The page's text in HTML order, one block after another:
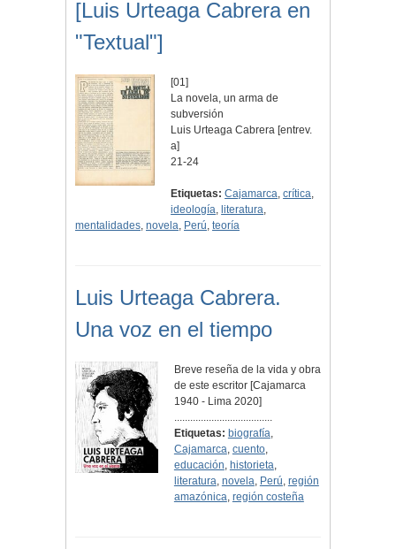
[Luis Urteaga Cabrera en
"Textual"]
[01]
La novela, un arma de
subversión
Luis Urteaga Cabrera [entrev.
a]
21-24
Etiquetas: Cajamarca,crítica,
ideología, literatura,
mentalidades, novela, Perú, teoría
Luis Urteaga Cabrera.
Una voz en el tiempo
Breve reseña de la vida y obra
de este escritor [Cajamarca
1940 - Lima 2020]
.....................................
Etiquetas: biografía,
Cajamarca, cuento,
educación, historieta,
literatura, novela, Perú, región
amazónica, región costeña